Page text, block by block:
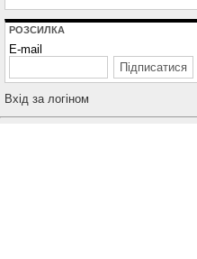
РОЗСИЛКА
E-mail
Вхiд за логiном